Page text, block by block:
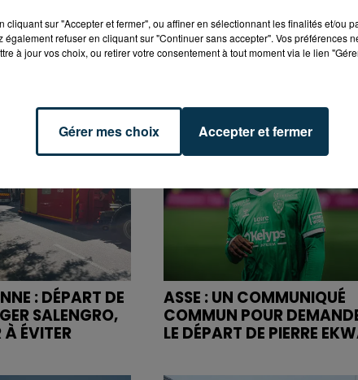
: DÉPART DE
SALENGRO,
À ÉVITER
ASSE : UN COMMUNIQUÉ
COMMUN POUR
LE DÉPART DE PIERRE
cliquant sur "Accepter et fermer", ou affiner en sélectionnant les finalités et/ou
également refuser en cliquant sur "Continuer sans accepter". Vos préférences
à jour vos choix, ou retirer votre consentement à tout moment via le lien
Gérer mes choix Accepter et fermer